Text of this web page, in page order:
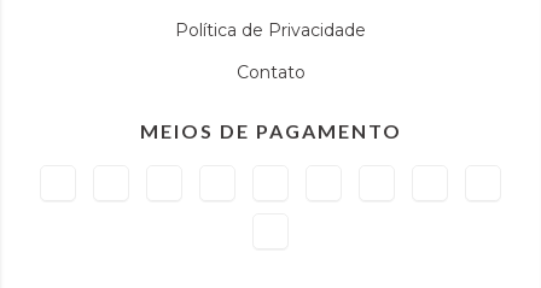
Política de Privacidade
Contato
MEIOS DE PAGAMENTO